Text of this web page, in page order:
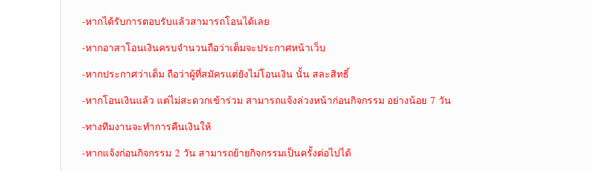
-หากได้รับการตอบรับแล้วสามารถโอนได้เลย
-หากอาสาโอนเงินครบจำนวนถือว่าเต็มจะประกาศหน้าเว็บ
-หากประกาศว่าเต็ม ถือว่าผู้ที่สมัครแต่ยังไม่โอนเงิน นั้น สละสิทธิ์
-หากโอนเงินแล้ว แต่ไม่สะดวกเข้าร่วม สามารถแจ้งล่วงหน้าก่อนกิจกรรม อย่างน้อย 7 วัน
-ทางทีมงานจะทำการคืนเงินให้
-หากแจ้งก่อนกิจกรรม 2 วัน สามารถย้ายกิจกรรมเป็นครั้งต่อไปได้